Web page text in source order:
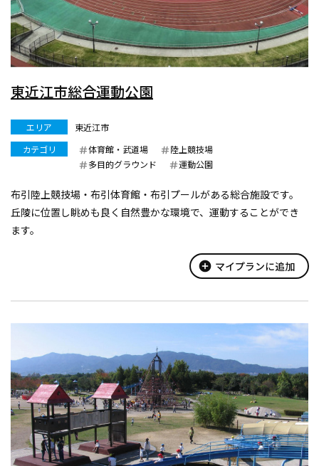
東近江市総合運動公園
エリア
東近江市
カテゴリ
体育館・武道場
陸上競技場
多目的グラウンド
運動公園
布引陸上競技場・布引体育館・布引プールがある総合施設です。
丘陵に位置し眺めも良く自然豊かな環境で、運動することができ
ます。
add_circle マイプランに追加